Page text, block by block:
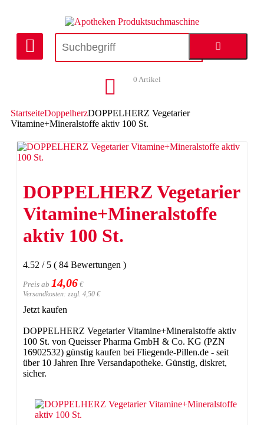
0 Artikel
StartseiteDoppelherzDOPPELHERZ Vegetarier
Vitamine+Mineralstoffe aktiv 100 St.
DOPPELHERZ Vegetarier
Vitamine+Mineralstoffe
aktiv 100 St.
4.52 / 5 ( 84 Bewertungen )
Preis ab 14,06 €
Versandkosten: zzgl. 4,50 €
Jetzt kaufen
DOPPELHERZ Vegetarier Vitamine+Mineralstoffe aktiv
100 St. von Queisser Pharma GmbH & Co. KG (PZN
16902532) günstig kaufen bei Fliegende-Pillen.de - seit
über 10 Jahren Ihre Versandapotheke. Günstig, diskret,
sicher.